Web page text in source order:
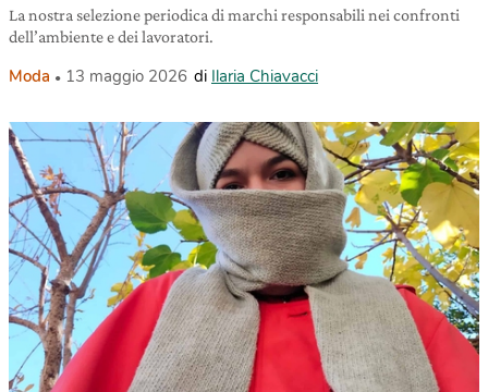
La nostra selezione periodica di marchi responsabili nei confronti
dell’ambiente e dei lavoratori.
Moda 13 maggio 2026 di Ilaria Chiavacci